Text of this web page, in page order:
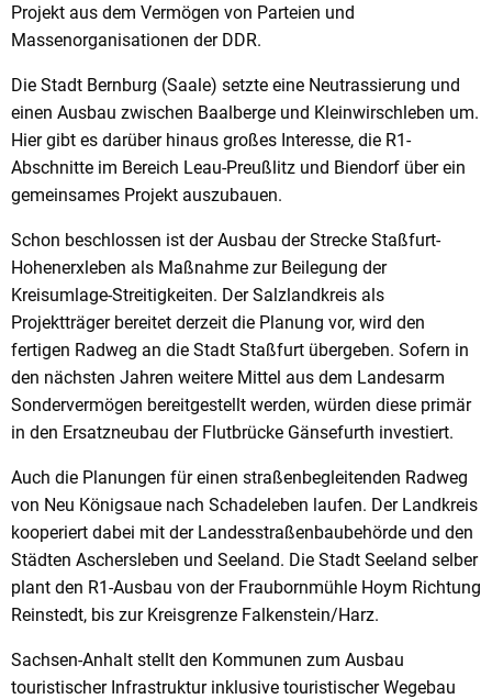
Projekt aus dem Vermögen von Parteien und
Massenorganisationen der DDR.
Die Stadt Bernburg (Saale) setzte eine Neutrassierung und
einen Ausbau zwischen Baalberge und Kleinwirschleben um.
Hier gibt es darüber hinaus großes Interesse, die R1-
Abschnitte im Bereich Leau-Preußlitz und Biendorf über ein
gemeinsames Projekt auszubauen.
Schon beschlossen ist der Ausbau der Strecke Staßfurt-
Hohenerxleben als Maßnahme zur Beilegung der
Kreisumlage-Streitigkeiten. Der Salzlandkreis als
Projektträger bereitet derzeit die Planung vor, wird den
fertigen Radweg an die Stadt Staßfurt übergeben. Sofern in
den nächsten Jahren weitere Mittel aus dem Landesarm
Sondervermögen bereitgestellt werden, würden diese primär
in den Ersatzneubau der Flutbrücke Gänsefurth investiert.
Auch die Planungen für einen straßenbegleitenden Radweg
von Neu Königsaue nach Schadeleben laufen. Der Landkreis
kooperiert dabei mit der Landesstraßenbaubehörde und den
Städten Aschersleben und Seeland. Die Stadt Seeland selber
plant den R1-Ausbau von der Fraubornmühle Hoym Richtung
Reinstedt, bis zur Kreisgrenze Falkenstein/Harz.
Sachsen-Anhalt stellt den Kommunen zum Ausbau
touristischer Infrastruktur inklusive touristischer Wegebau